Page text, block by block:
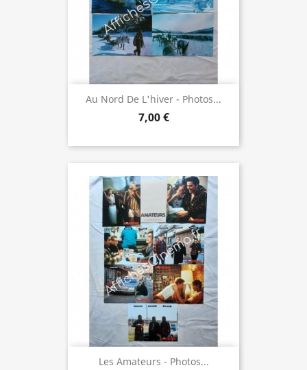
Au Nord De L'hiver - Photos...
7,00 €
Les Amateurs - Photos...